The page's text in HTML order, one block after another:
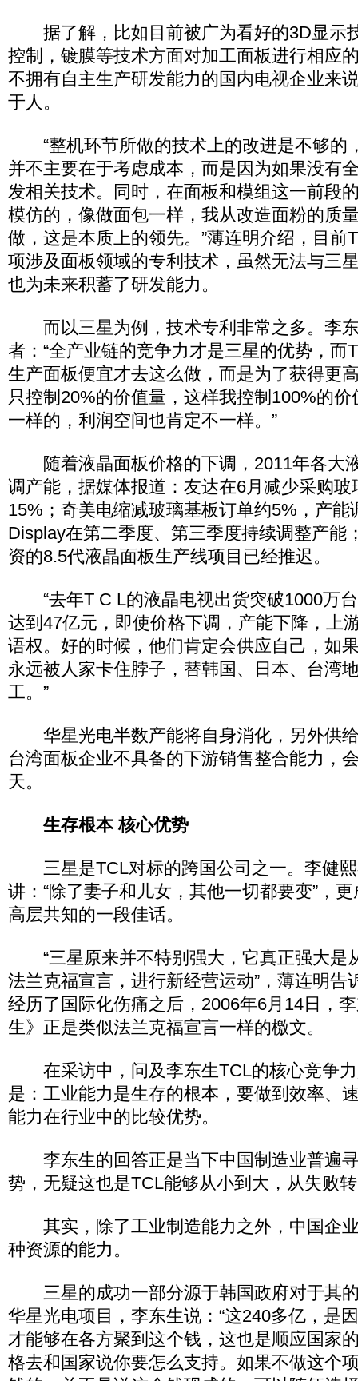
据了解，比如目前被广为看好的3D显示
控制，镀膜等技术方面对加工面板进行相应
不拥有自主生产研发能力的国内电视企业来
于人。
“整机环节所做的技术上的改进是不够的
并不主要在于考虑成本，而是因为如果没有
发相关技术。同时，在面板和模组这一前段
模仿的，像做面包一样，我从改造面粉的质
做，这是本质上的领先。”薄连明介绍，目前
项涉及面板领域的专利技术，虽然无法与三
也为未来积蓄了研发能力。
而以三星为例，技术专利非常之多。李
者：“全产业链的竞争力才是三星的优势，而
生产面板便宜才去这么做，而是为了获得更
只控制20%的价值量，这样我控制100%的
一样的，利润空间也肯定不一样。”
随着液晶面板价格的下调，2011年各大
调产能，据媒体报道：友达在6月减少采购玻
15%；奇美电缩减玻璃基板订单约5%，产能
Display在第二季度、第三季度持续调整产能
资的8.5代液晶面板生产线项目已经推迟。
“去年T C L的液晶电视出货突破1000万
达到47亿元，即使价格下调，产能下降，上
语权。好的时候，他们肯定会供应自己，如
永远被人家卡住脖子，替韩国、日本、台湾
工。”
华星光电半数产能将自身消化，另外供
台湾面板企业不具备的下游销售整合能力，
天。
生存根本 核心优势
三星是TCL对标的跨国公司之一。李健熙
讲：“除了妻子和儿女，其他一切都要变”，
高层共知的一段佳话。
“三星原来并不特别强大，它真正强大是
法兰克福宣言，进行新经营运动”，薄连明告
经历了国际化伤痛之后，2006年6月14日，
生》正是类似法兰克福宣言一样的檄文。
在采访中，问及李东生TCL的核心竞争力
是：工业能力是生存的根本，要做到效率、
能力在行业中的比较优势。
李东生的回答正是当下中国制造业普遍
势，无疑这也是TCL能够从小到大，从失败
其实，除了工业制造能力之外，中国企
种资源的能力。
三星的成功一部分源于韩国政府对于其
华星光电项目，李东生说：“这240多亿，是
才能够在各方聚到这个钱，这也是顺应国家
格去和国家说你要怎么支持。如果不做这个